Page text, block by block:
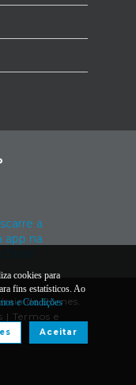
de Bornes.
| Termos e
cookies para
fins estatísticos. Ao
e Condições
Aceitar